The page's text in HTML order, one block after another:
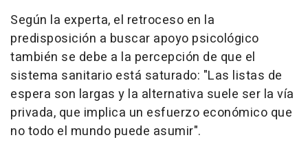
Según la experta, el retroceso en la
predisposición a buscar apoyo psicológico
también se debe a la percepción de que el
sistema sanitario está saturado: "Las listas de
espera son largas y la alternativa suele ser la vía
privada, que implica un esfuerzo económico que
no todo el mundo puede asumir".